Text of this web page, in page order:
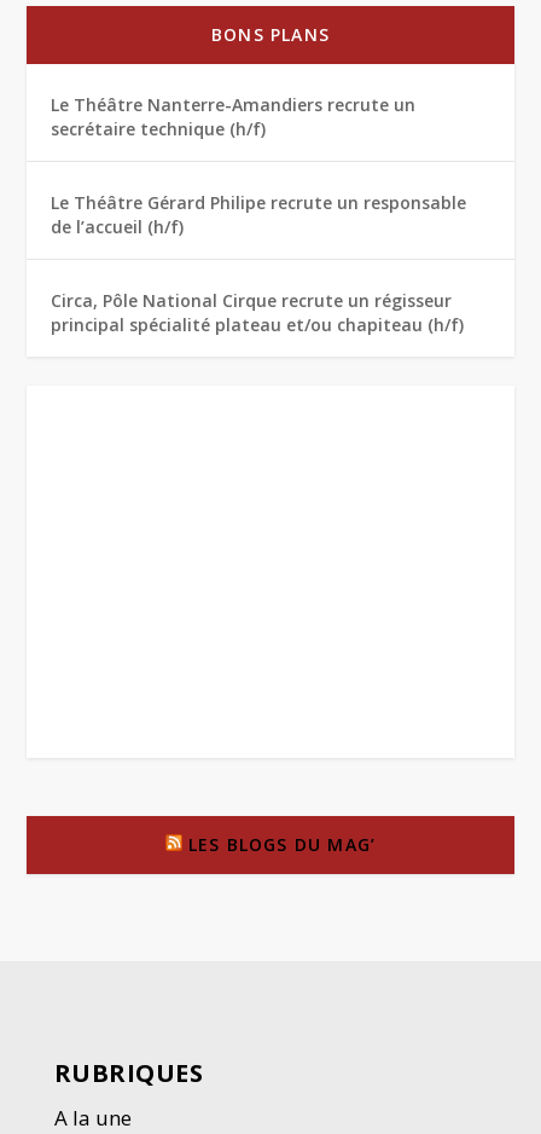
BONS PLANS
Le Théâtre Nanterre-Amandiers recrute un
secrétaire technique (h/f)
Le Théâtre Gérard Philipe recrute un responsable
de l’accueil (h/f)
Circa, Pôle National Cirque recrute un régisseur
principal spécialité plateau et/ou chapiteau (h/f)
LES BLOGS DU MAG’
RUBRIQUES
A la une